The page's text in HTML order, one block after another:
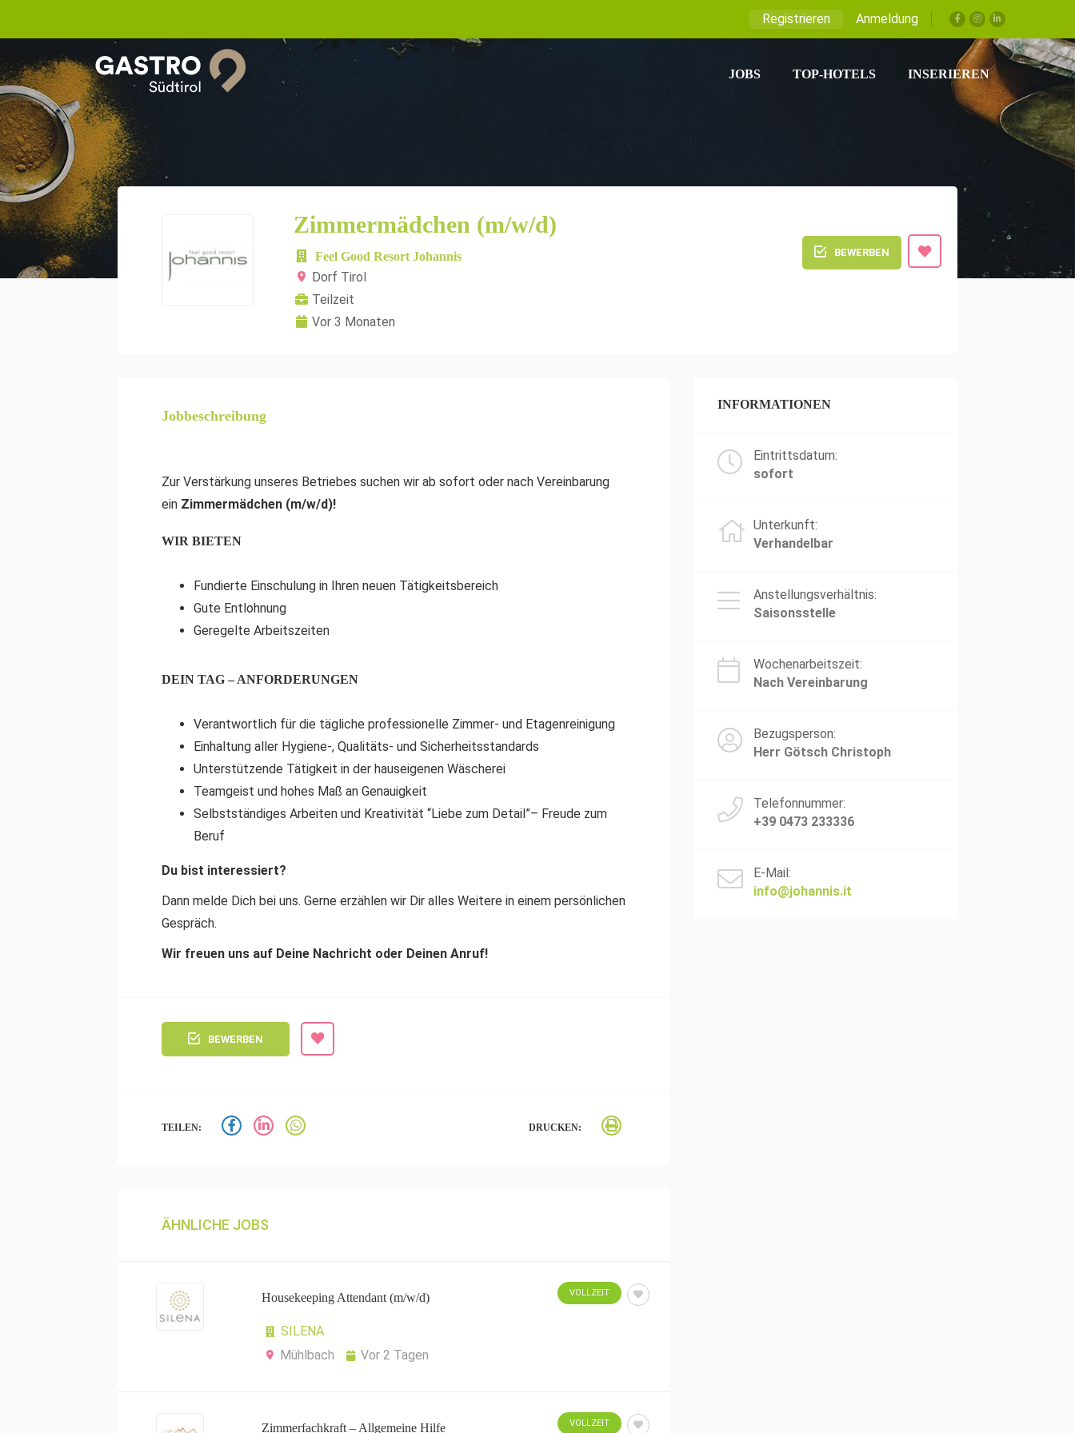
Registrieren Anmeldung
JOBS TOP-HOTELS INSERIEREN
Zimmermädchen (m/w/d)
Feel Good Resort Johannis
Dorf Tirol
Teilzeit
Vor 3 Monaten
BEWERBEN
Jobbeschreibung
Zur Verstärkung unseres Betriebes suchen wir ab sofort oder nach Vereinbarung
ein Zimmermädchen (m/w/d)!
WIR BIETEN
Fundierte Einschulung in Ihren neuen Tätigkeitsbereich
Gute Entlohnung
Geregelte Arbeitszeiten
DEIN TAG – ANFORDERUNGEN
Verantwortlich für die tägliche professionelle Zimmer- und Etagenreinigung
Einhaltung aller Hygiene-, Qualitäts- und Sicherheitsstandards
Unterstützende Tätigkeit in der hauseigenen Wäscherei
Teamgeist und hohes Maß an Genauigkeit
Selbstständiges Arbeiten und Kreativität “Liebe zum Detail”– Freude zum
Beruf
Du bist interessiert?
Dann melde Dich bei uns. Gerne erzählen wir Dir alles Weitere in einem persönlichen
Gespräch.
Wir freuen uns auf Deine Nachricht oder Deinen Anruf!
BEWERBEN
TEILEN: DRUCKEN:
ÄHNLICHE JOBS
Housekeeping Attendant (m/w/d)
SILENA
Mühlbach
Vor 2 Tagen
VOLLZEIT
Zimmerfachkraft – Allgemeine Hilfe VOLLZEIT
INFORMATIONEN
Eintrittsdatum:
sofort
Unterkunft:
Verhandelbar
Anstellungsverhältnis:
Saisonsstelle
Wochenarbeitszeit:
Nach Vereinbarung
Bezugsperson:
Herr Götsch Christoph
Telefonnummer:
+39 0473 233336
E-Mail:
info@johannis.it